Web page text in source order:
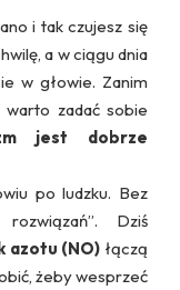
i tak czujesz się
a w ciągu dnia
w głowie. Zanim
warto zadać sobie
jest dobrze
po ludzku. Bez
Dziś
azotu (NO) łączą
żeby wesprzeć